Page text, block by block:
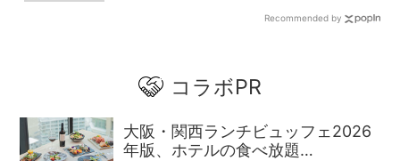
Recommended by
コラボPR
大阪・関西ランチビュッフェ2026
年版、ホテルの食べ放題…